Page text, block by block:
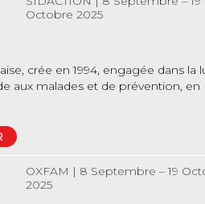
Octobre 2025
crée en 1994, engagée dans
aux malades et de prévention,
OXFAM | 8 Septembre – 19
2025